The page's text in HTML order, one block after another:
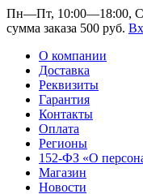
Пн—Пт, 10:00—18:00,
сумма заказа 500 руб.
О компании
Доставка
Реквизиты
Гарантия
Контакты
Оплата
Регионы
152-ФЗ «О
Магазин
Новости